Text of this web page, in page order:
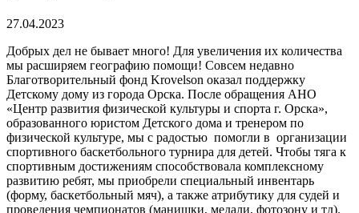
27.04.2023
Добрых дел не бывает много! Для увеличения их количества
мы расширяем географию помощи! Совсем недавно
Благотворительный фонд Krovelson оказал поддержку
Детскому дому из города Орска. После обращения АНО
«Центр развития физической культуры и спорта г. Орска»,
образованного юристом Детского дома и тренером по
физической культуре, мы с радостью помогли в организации
спортивного баскетбольного турнира для детей. Чтобы тяга к
спортивным достижениям способствовала комплексному
развитию ребят, мы приобрели специальный инвентарь
(форму, баскетбольный мяч), а также атрибутику для судей и
проведения чемпионатов (манишки, медали, фотозону и тд).